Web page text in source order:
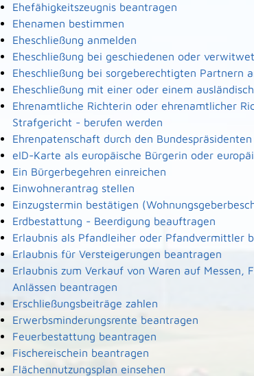
Ehefähigkeitszeugnis beantragen
Ehenamen bestimmen
Eheschließung anmelden
Eheschließung bei geschiedenen oder
Eheschließung bei sorgeberechtigten Partnern
Eheschließung mit einer oder einem
Ehrenamtliche Richterin oder ehrenamtlicher
Strafgericht - berufen werden
Ehrenpatenschaft durch den
eID-Karte als europäische Bürgerin oder
Ein Bürgerbegehren einreichen
Einwohnerantrag stellen
Einzugstermin bestätigen
Erdbestattung - Beerdigung beauftragen
Erlaubnis als Pfandleiher oder Pfandvermittler
Erlaubnis für Versteigerungen beantragen
Erlaubnis zum Verkauf von Waren auf Messen,
Anlässen beantragen
Erschließungsbeiträge zahlen
Erwerbsminderungsrente beantragen
Feuerbestattung beantragen
Fischereischein beantragen
Flächennutzungsplan einsehen